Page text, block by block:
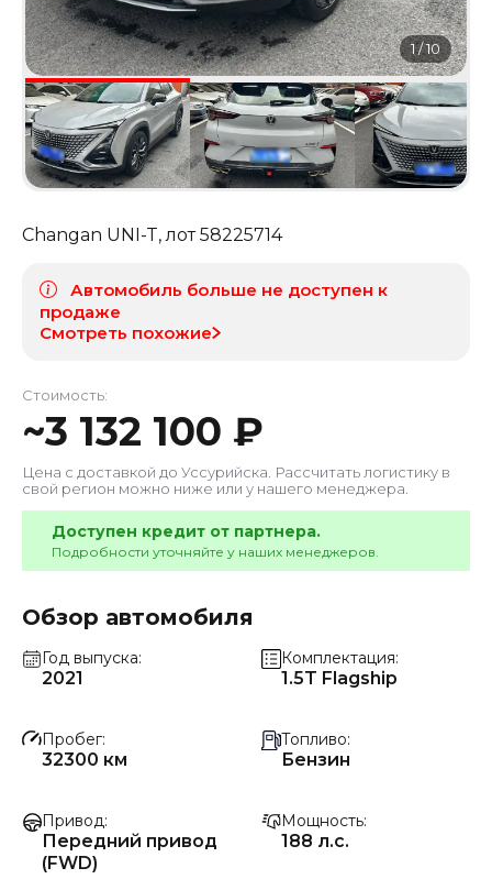
1/10
Changan UNI-T, лот58225714
Автомобиль больше не доступен к
продаже
Смотреть похожие
Стоимость:
~3 132 100 ₽
Цена с доставкой до Уссурийска . Рассчитать логистику в
свой регион можно ниже или у нашего менеджера.
Доступен кредит от партнера.
Подробности уточняйте у наших менеджеров.
Обзор автомобиля
Год выпуска
2021
Комплектация
1.5T Flagship
Пробег
32300 км
Топливо
Бензин
Привод
Передний привод
(FWD)
Мощность
188 л.с.